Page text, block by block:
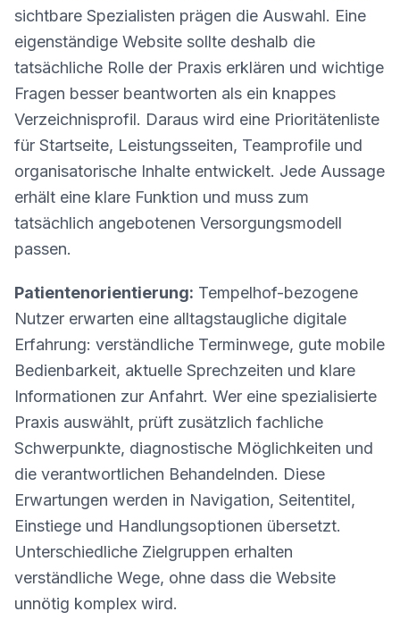
sichtbare Spezialisten prägen die Auswahl. Eine
eigenständige Website sollte deshalb die
tatsächliche Rolle der Praxis erklären und wichtige
Fragen besser beantworten als ein knappes
Verzeichnisprofil. Daraus wird eine Prioritätenliste
für Startseite, Leistungsseiten, Teamprofile und
organisatorische Inhalte entwickelt. Jede Aussage
erhält eine klare Funktion und muss zum
tatsächlich angebotenen Versorgungsmodell
passen.
Patientenorientierung: Tempelhof-bezogene
Nutzer erwarten eine alltagstaugliche digitale
Erfahrung: verständliche Terminwege, gute mobile
Bedienbarkeit, aktuelle Sprechzeiten und klare
Informationen zur Anfahrt. Wer eine spezialisierte
Praxis auswählt, prüft zusätzlich fachliche
Schwerpunkte, diagnostische Möglichkeiten und
die verantwortlichen Behandelnden. Diese
Erwartungen werden in Navigation, Seitentitel,
Einstiege und Handlungsoptionen übersetzt.
Unterschiedliche Zielgruppen erhalten
verständliche Wege, ohne dass die Website
unnötig komplex wird.